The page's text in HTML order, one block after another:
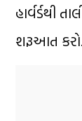
હાર્વર્ડથી
શરૂઆત